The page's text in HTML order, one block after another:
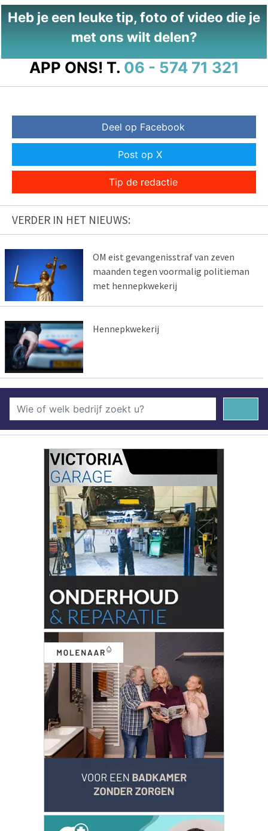
Heb je een leuke tip, foto of video die je
met ons wilt delen?
APP ONS! T. 06 - 574 71 321
Deel op Facebook
Post op X
Tip de redactie
VERDER IN HET NIEUWS:
OM eist gevangenisstraf van zeven
maanden tegen voormalig politieman
met hennepkwekerij
Hennepkwekerij